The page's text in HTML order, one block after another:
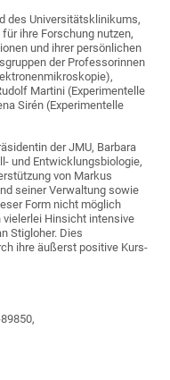
des Universitätsklinikums,
ihre Forschung nutzen,
und ihrer persönlichen
der Professorinnen
Martini (Experimentelle
Sirén (Experimentelle
der JMU, Barbara
und Entwicklungsbiologie,
von Markus
seiner Verwaltung sowie
Form nicht möglich
Hinsicht intensive
Stigloher. Dies
ihre äußerst positive Kurs-